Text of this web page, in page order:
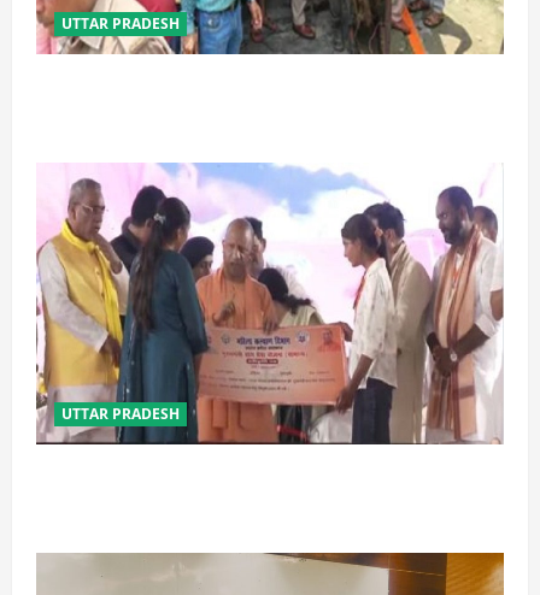
UTTAR PRADESH
UTTAR PRADESH